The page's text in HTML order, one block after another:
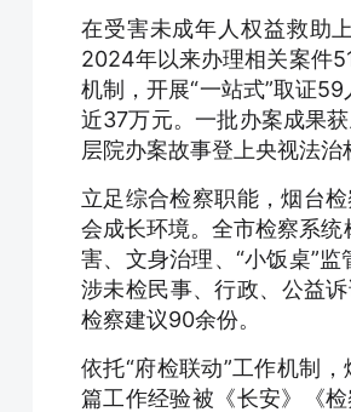
在受害未成年人权益救助
2024年以来办理相关案件
机制，开展“一站式”取证
近37万元。一批办案成果
层院办案故事登上央视法治
立足综合检察职能，烟台
会成长环境。全市检察系
害、文身治理、“小饭桌”
涉未检民事、行政、公益
检察建议90余份。
依托“府检联动”工作机制
篇工作经验被《长安》《